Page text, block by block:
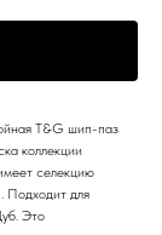
T&G шип-паз
коллекции
селекцию
Подходит для
Это